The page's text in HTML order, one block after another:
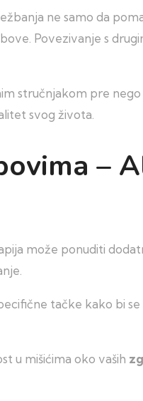
ne samo da
Povezivanje s
stručnjakom pre
svog života.
–
može ponuditi
tačke kako bi
u mišićima oko vaših